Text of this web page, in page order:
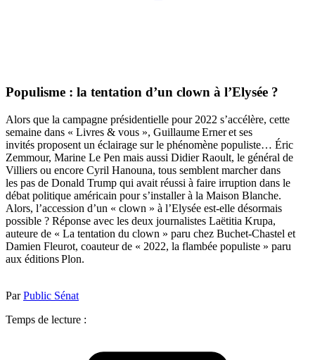
Populisme : la tentation d’un clown à l’Elysée ?
Alors que la campagne présidentielle pour 2022 s’accélère, cette
semaine dans « Livres & vous », Guillaume Erner et ses
invités proposent un éclairage sur le phénomène populiste… Éric
Zemmour, Marine Le Pen mais aussi Didier Raoult, le général de
Villiers ou encore Cyril Hanouna, tous semblent marcher dans
les pas de Donald Trump qui avait réussi à faire irruption dans le
débat politique américain pour s’installer à la Maison Blanche.
Alors, l’accession d’un « clown » à l’Elysée est-elle désormais
possible ? Réponse avec les deux journalistes Laëtitia Krupa,
auteure de « La tentation du clown » paru chez Buchet-Chastel et
Damien Fleurot, coauteur de « 2022, la flambée populiste » paru
aux éditions Plon.
ParPublic Sénat
Temps de lecture :